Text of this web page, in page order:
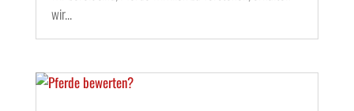
wir...